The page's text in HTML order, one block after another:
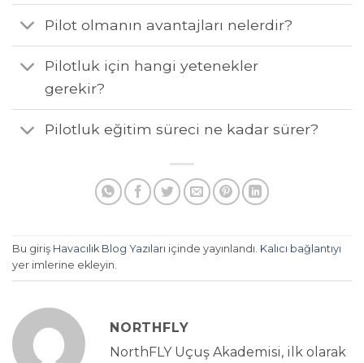
Pilot olmanın avantajları nelerdir?
Pilotluk için hangi yetenekler
gerekir?
Pilotluk eğitim süreci ne kadar sürer?
Bu giriş Havacılık Blog Yazıları içinde yayınlandı. Kalıcı bağlantıyı
yer imlerine ekleyin.
NORTHFLY
NorthFLY Uçuş Akademisi, ilk olarak